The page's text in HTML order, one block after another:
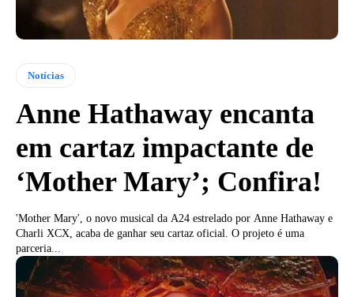
Notícias
Anne Hathaway encanta
em cartaz impactante de
‘Mother Mary’; Confira!
'Mother Mary', o novo musical da A24 estrelado por Anne Hathaway e
Charli XCX, acaba de ganhar seu cartaz oficial. O projeto é uma
parceria...